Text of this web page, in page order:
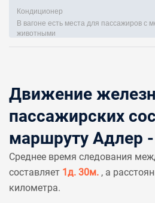
Кондиционер
В вагоне есть места для пассажиров с
животными
Движение
пассажирских
маршруту Адлер
Среднее время следования
составляет 1д. 30м. , а
километра.